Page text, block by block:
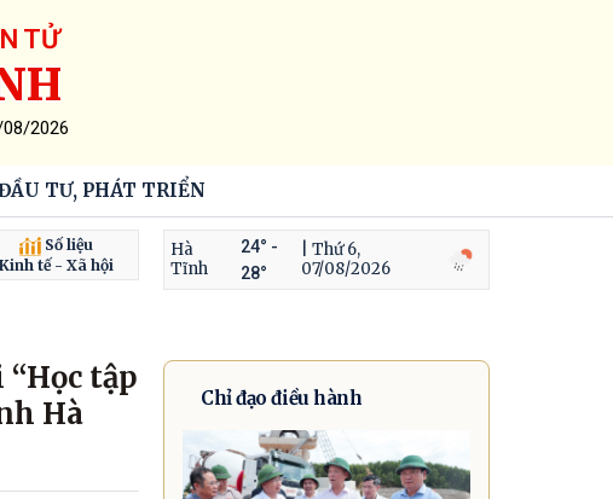
TỬ
2026
TƯ, PHÁT TRIỂN
Số liệu
Kinh tế - Xã hội
Hà
Tĩnh
24° -
28°
| Thứ 6,
07/08/2026
tập
Hà
Chỉ đạo điều hành